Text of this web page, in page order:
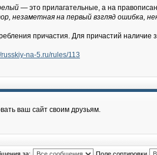
— это прилагательные, а на
незаметная на первый взгляд ошибка,
причастия. Для причастий наличие
russkiy-na-5.ru/rules/113
ваш сайт своим друзьям.